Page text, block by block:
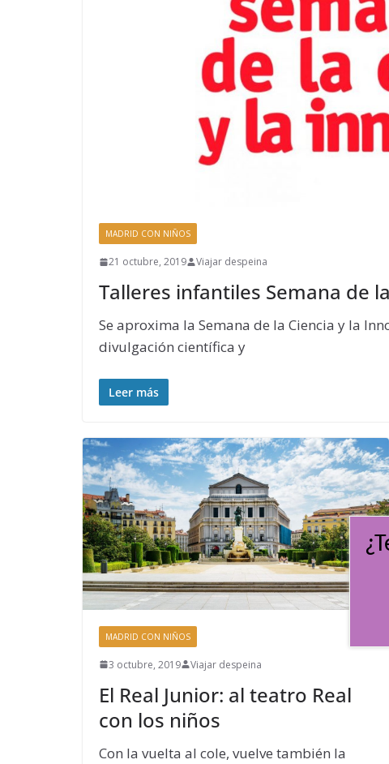
MADRID CON NIÑOS
21 octubre, 2019 Viajar despeina
Talleres infantiles Semana de
Se aproxima la Semana de la Ciencia y la
divulgación científica y
Leer más
MADRID CON NIÑOS
3 octubre, 2019 Viajar despeina
El Real Junior: al teatro Real
con los niños
Con la vuelta al cole, vuelve también la